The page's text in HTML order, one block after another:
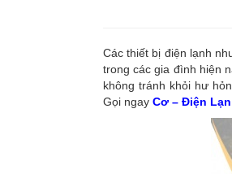
Các thiết bị điện lạnh
trong các gia đình hiện
không tránh khỏi hư
Gọi ngay Cơ – Điện